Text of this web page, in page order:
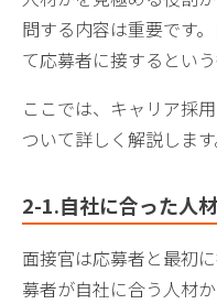
問する内容は重要です
て応募者に接するという
ここでは、キャリア採
ついて詳しく解説します
2-1.自社に合った人
面接官は応募者と最初
募者が自社に合う人材